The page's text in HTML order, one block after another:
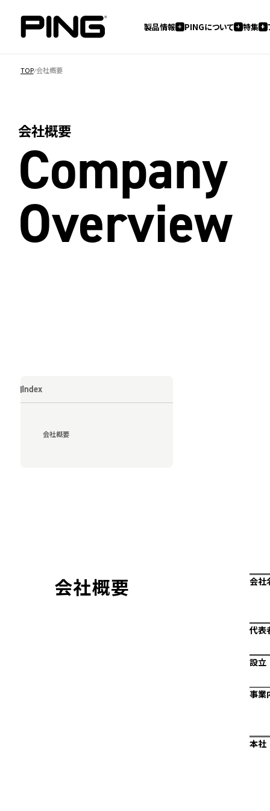
製品情報 PINGについて 特集
TOP 会社概要
会社概要
Company
Overview
Index
会社概要
会社概要 会社
代表
設立
事業
本社